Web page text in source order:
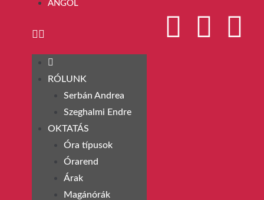
RÓLUNK
Serbán Andrea
Szeghalmi Endre
OKTATÁS
Óra típusok
Órarend
Árak
Magánórák